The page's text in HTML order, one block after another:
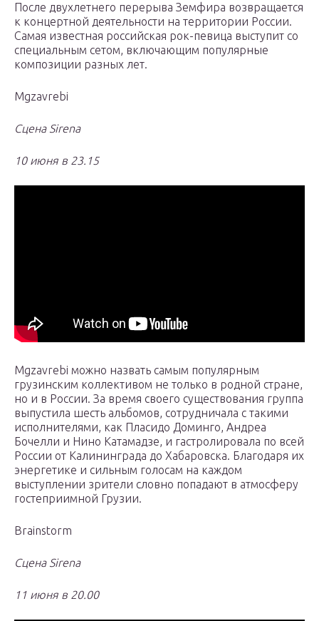
После двухлетнего перерыва Земфира возвращается
к концертной деятельности на территории России.
Самая известная российская рок-певица выступит со
специальным сетом, включающим популярные
композиции разных лет.
Mgzavrebi
Сцена Sirena
10 июня в 23.15
Mgzavrebi можно назвать самым популярным
грузинским коллективом не только в родной стране,
но и в России. За время своего существования группа
выпустила шесть альбомов, сотрудничала с такими
исполнителями, как Пласидо Доминго, Андреа
Бочелли и Нино Катамадзе, и гастролировала по всей
России от Калининграда до Хабаровска. Благодаря их
энергетике и сильным голосам на каждом
выступлении зрители словно попадают в атмосферу
гостеприимной Грузии.
Brainstorm
Сцена Sirena
11 июня в 20.00